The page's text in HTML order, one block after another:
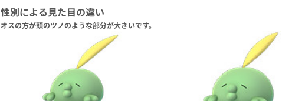
性別による見た目の違い
オスの方が頭のツノのような部分が大きいです。